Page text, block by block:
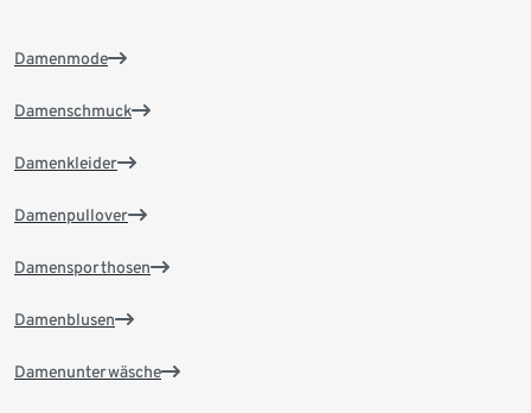
Damenmode
Damenschmuck
Damenkleider
Damenpullover
Damensporthosen
Damenblusen
Damenunterwäsche